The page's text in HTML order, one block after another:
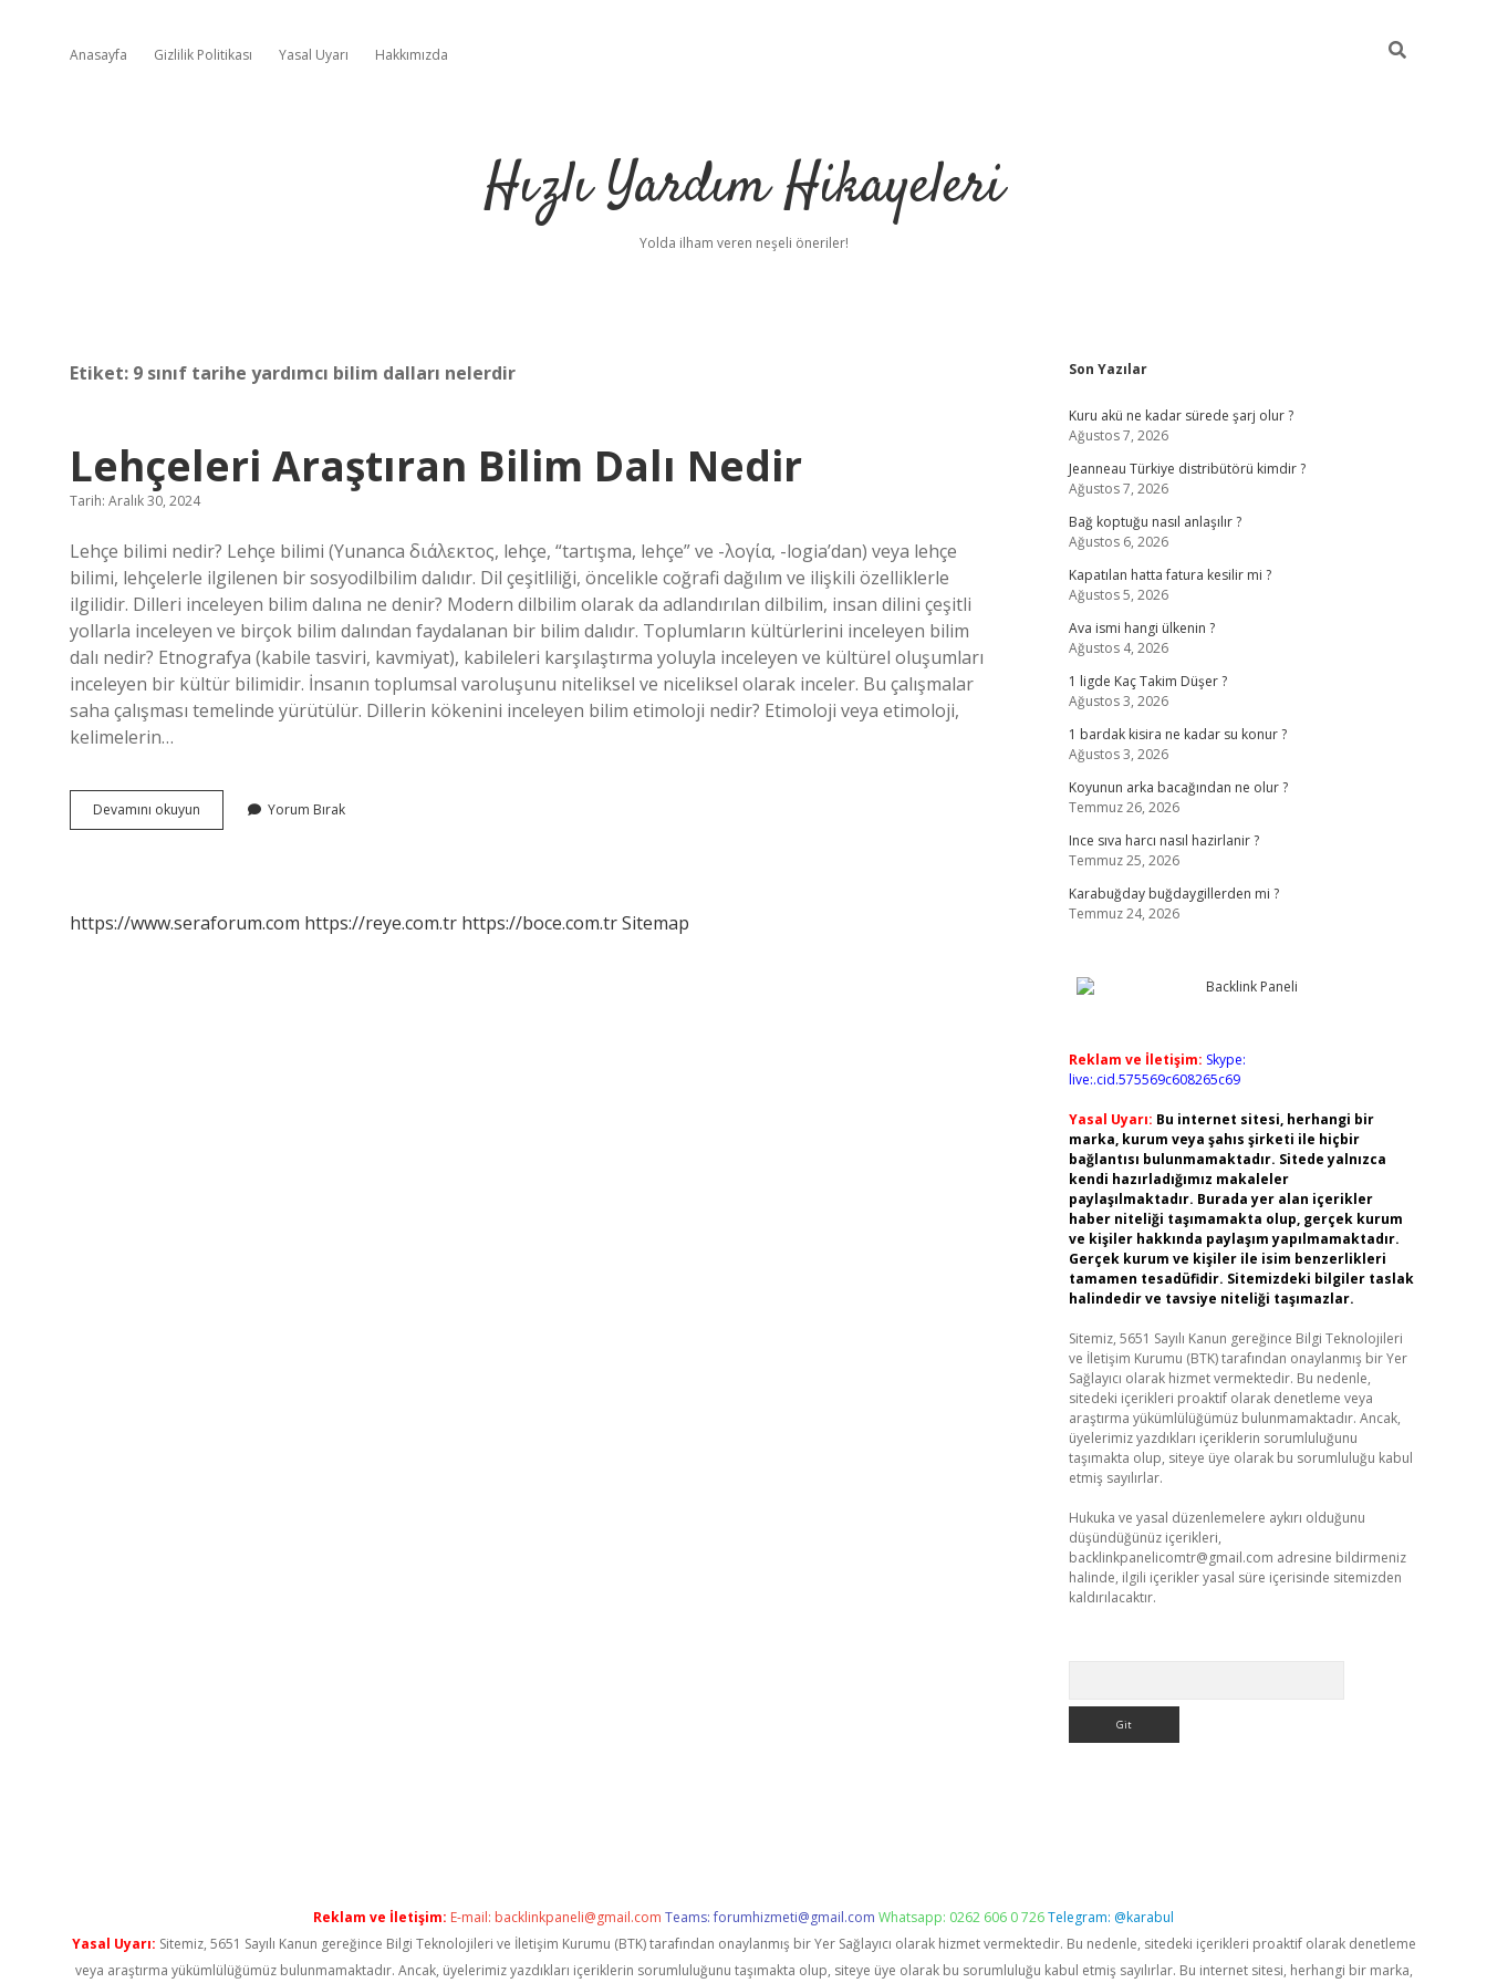
Anasayfa Gizlilik Politikası Yasal Uyarı Hakkımızda
Hızlı Yardım Hikayeleri
Yolda ilham veren neşeli öneriler!
Etiket: 9 sınıf tarihe yardımcı bilim dalları nelerdir
Lehçeleri Araştıran Bilim Dalı Nedir
Tarih: Aralık 30, 2024
Lehçe bilimi nedir? Lehçe bilimi (Yunanca διάλεκτος, lehçe, “tartışma, lehçe” ve -λογία, -logia’dan) veya lehçe
bilimi, lehçelerle ilgilenen bir sosyodilbilim dalıdır. Dil çeşitliliği, öncelikle coğrafi dağılım ve ilişkili özelliklerle
ilgilidir. Dilleri inceleyen bilim dalına ne denir? Modern dilbilim olarak da adlandırılan dilbilim, insan dilini çeşitli
yollarla inceleyen ve birçok bilim dalından faydalanan bir bilim dalıdır. Toplumların kültürlerini inceleyen bilim
dalı nedir? Etnografya (kabile tasviri, kavmiyat), kabileleri karşılaştırma yoluyla inceleyen ve kültürel oluşumları
inceleyen bir kültür bilimidir. İnsanın toplumsal varoluşunu niteliksel ve niceliksel olarak inceler. Bu çalışmalar
saha çalışması temelinde yürütülür. Dillerin kökenini inceleyen bilim etimoloji nedir? Etimoloji veya etimoloji,
kelimelerin…
Devamını okuyun Lehçeleri
Araştıran
Yorum Bırak
https://www.seraforum.com https://reye.com.tr https://boce.com.trSitemap
Sidebar
Son Yazılar
Kuru akü ne kadar sürede şarj olur ?
Ağustos 7, 2026
Jeanneau Türkiye distribütörü kimdir ?
Ağustos 7, 2026
Bağ koptuğu nasıl anlaşılır ?
Ağustos 6, 2026
Kapatılan hatta fatura kesilir mi ?
Ağustos 5, 2026
Ava ismi hangi ülkenin ?
Ağustos 4, 2026
1 ligde Kaç Takim Düşer ?
Ağustos 3, 2026
1 bardak kisira ne kadar su konur ?
Ağustos 3, 2026
Koyunun arka bacağından ne olur ?
Temmuz 26, 2026
Ince sıva harcı nasıl hazirlanir ?
Temmuz 25, 2026
Karabuğday buğdaygillerden mi ?
Temmuz 24, 2026
Reklam ve İletişim: Skype:
live:.cid.575569c608265c69
Yasal Uyarı: Bu internet sitesi, herhangi bir
marka, kurum veya şahıs şirketi ile hiçbir
bağlantısı bulunmamaktadır. Sitede yalnızca
kendi hazırladığımız makaleler
paylaşılmaktadır. Burada yer alan içerikler
haber niteliği taşımamakta olup, gerçek kurum
ve kişiler hakkında paylaşım yapılmamaktadır.
Gerçek kurum ve kişiler ile isim benzerlikleri
tamamen tesadüfidir. Sitemizdeki bilgiler taslak
halindedir ve tavsiye niteliği taşımazlar.
Sitemiz, 5651 Sayılı Kanun gereğince Bilgi Teknolojileri
ve İletişim Kurumu (BTK) tarafından onaylanmış bir Yer
Sağlayıcı olarak hizmet vermektedir. Bu nedenle,
sitedeki içerikleri proaktif olarak denetleme veya
araştırma yükümlülüğümüz bulunmamaktadır. Ancak,
üyelerimiz yazdıkları içeriklerin sorumluluğunu
taşımakta olup, siteye üye olarak bu sorumluluğu kabul
etmiş sayılırlar.
Hukuka ve yasal düzenlemelere aykırı olduğunu
düşündüğünüz içerikleri,
backlinkpanelicomtr@gmail.com adresine bildirmeniz
halinde, ilgili içerikler yasal süre içerisinde sitemizden
kaldırılacaktır.
Reklam ve İletişim: E-mail: backlinkpaneli@gmail.com Teams:forumhizmeti@gmail.com Whatsapp: 0262 606 0 726Telegram: @karabul
Yasal Uyarı: Sitemiz, 5651 Sayılı Kanun gereğince Bilgi Teknolojileri ve İletişim Kurumu (BTK) tarafından onaylanmış bir Yer Sağlayıcı olarak hizmet vermektedir. Bu nedenle, sitedeki içerikleri proaktif olarak denetleme
veya araştırma yükümlülüğümüz bulunmamaktadır. Ancak, üyelerimiz yazdıkları içeriklerin sorumluluğunu taşımakta olup, siteye üye olarak bu sorumluluğu kabul etmiş sayılırlar. Bu internet sitesi, herhangi bir marka,